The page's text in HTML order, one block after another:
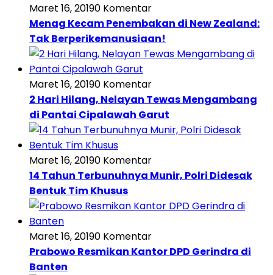
Maret 16, 20190 Komentar
Menag Kecam Penembakan di New Zealand:
Tak Berperikemanusiaan!
Maret 16, 20190 Komentar
2 Hari Hilang, Nelayan Tewas Mengambang
di Pantai Cipalawah Garut
Maret 16, 20190 Komentar
14 Tahun Terbunuhnya Munir, Polri Didesak
Bentuk Tim Khusus
Maret 16, 20190 Komentar
Prabowo Resmikan Kantor DPD Gerindra di
Banten